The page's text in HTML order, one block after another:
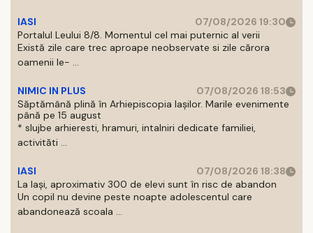
IASI
07/08/2026 19:30
Portalul Leului 8/8. Momentul cel mai puternic al verii
Există zile care trec aproape neobservate si zile cărora
oamenii le- ...
NIMIC IN PLUS
07/08/2026 18:53
Săptămână plină în Arhiepiscopia Iașilor. Marile evenimente
până pe 15 august
* slujbe arhieresti, hramuri, intalniri dedicate familiei,
activităti ...
IASI
07/08/2026 18:38
La Iași, aproximativ 300 de elevi sunt în risc de abandon
Un copil nu devine peste noapte adolescentul care
abandonează scoala ...